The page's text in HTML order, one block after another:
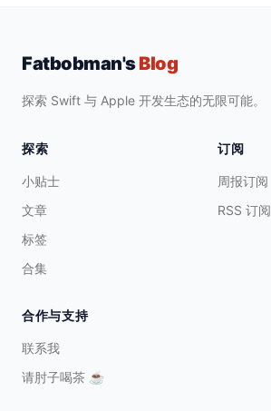
Fatbobman'sBlog
探索 Swift 与 Apple 开发生态的无限可能。
探索
小贴士
文章
标签
合集
订阅
周报订阅
RSS 订阅
合作与支持
联系我
请肘子喝茶 ☕️